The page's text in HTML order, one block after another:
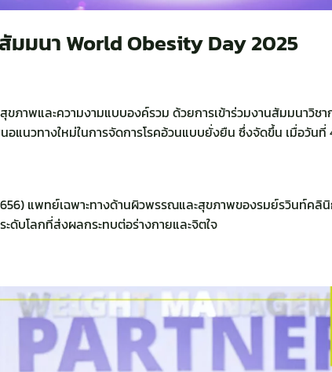
มนา World Obesity Day 2025
าพและความงามแบบองค์รวม ด้วยการเข้าร่วมงานสัมมนาวิชา
อแนวทางใหม่ในการจัดการโรคอ้วนแบบยั่งยืน ซึ่งจัดขึ้น เมื่อวั
แพทย์เฉพาะทางด้านผิวพรรณและสุขภาพของรมย์รวินท์คลินิ
ดับโลกที่ส่งผลกระทบต่อร่างกายและจิตใจ